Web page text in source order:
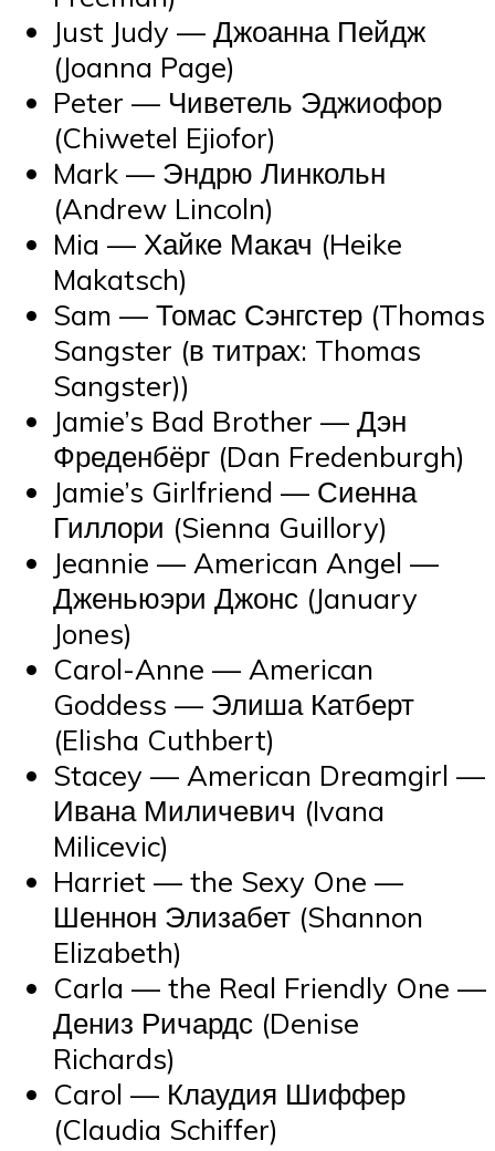
Just Judy — Джоанна Пейдж
(Joanna Page)
Peter — Чиветель Эджиофор
(Chiwetel Ejiofor)
Mark — Эндрю Линкольн
(Andrew Lincoln)
Mia — Хайке Макач (Heike
Makatsch)
Sam — Томас Сэнгстер (Thomas
Sangster (в титрах: Thomas
Sangster))
Jamie’s Bad Brother — Дэн
Фреденбёрг (Dan Fredenburgh)
Jamie’s Girlfriend — Сиенна
Гиллори (Sienna Guillory)
Jeannie — American Angel —
Дженьюэри Джонс (January
Jones)
Carol-Anne — American
Goddess — Элиша Катберт
(Elisha Cuthbert)
Stacey — American Dreamgirl —
Ивана Миличевич (Ivana
Milicevic)
Harriet — the Sexy One —
Шеннон Элизабет (Shannon
Elizabeth)
Carla — the Real Friendly One —
Дениз Ричардс (Denise
Richards)
Carol — Клаудия Шиффер
(Claudia Schiffer)